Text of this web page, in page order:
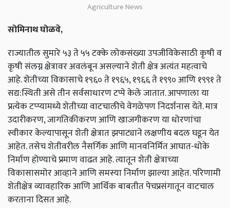
Agriculture News
सोमिनाथ घोळवे,
राज्यातील सुमारे ५३ ते ५५ टक्के लोकसंख्या उपजीविकेसाठी कृषी व
कृषी संलग्न क्षेत्रावर अवलंबून असल्याने शेती क्षेत्र अत्यंत महत्वाचे
आहे. शेतीच्या विकासाचे १९६० ते १९६५, १९६६ ते १९९० आणि १९९१ ते
सद्य:स्थिती असे तीन सर्वसाधारण टप्पे केले जातात. आपणाला या
प्रत्येक टप्प्यामध्ये शेतीच्या वाटचालीचे वेगळेपण निदर्शनास येते. मात्र
उदारीकरण, जागतिकीकरण आणि खाजगीकरण या धोरणांचा
स्वीकार केल्यापासून शेती क्षेत्रात झपाट्याने लक्षणीय बदल घडून येत
आहेत. तसेच शेतीवरील नैसर्गिक आणि मानवनिर्मित आघात-धोके
निर्माण होण्याचे प्रमाण वाढत आहे. त्यातून शेती क्षेत्राच्या
विकासासमोर आव्हाने आणि समस्या निर्माण झाल्या आहेत. परिणामी
शेतीक्षेत्र व्यावहारिक आणि आर्थिक बाबतीत पेचप्रसंगातून वाटचाल
करताना दिसत आहे.